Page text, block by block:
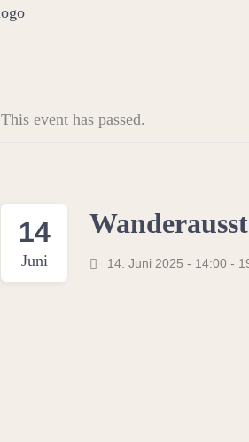
This event has passed.
14
Juni 14. Juni 2025 - 14:00 -